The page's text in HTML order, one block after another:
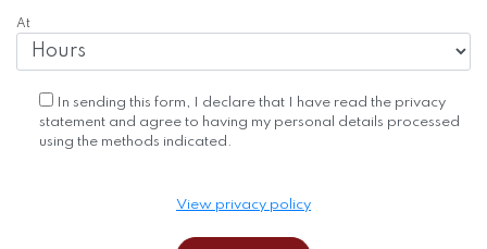
instagramfacebookwhatsappyoutube